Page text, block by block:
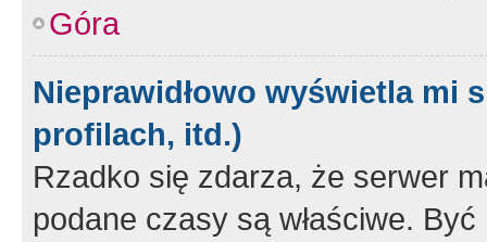
Góra
Nieprawidłowo wyświetla mi
profilach, itd.)
Rzadko się zdarza, że serwer
podane czasy są właściwe.